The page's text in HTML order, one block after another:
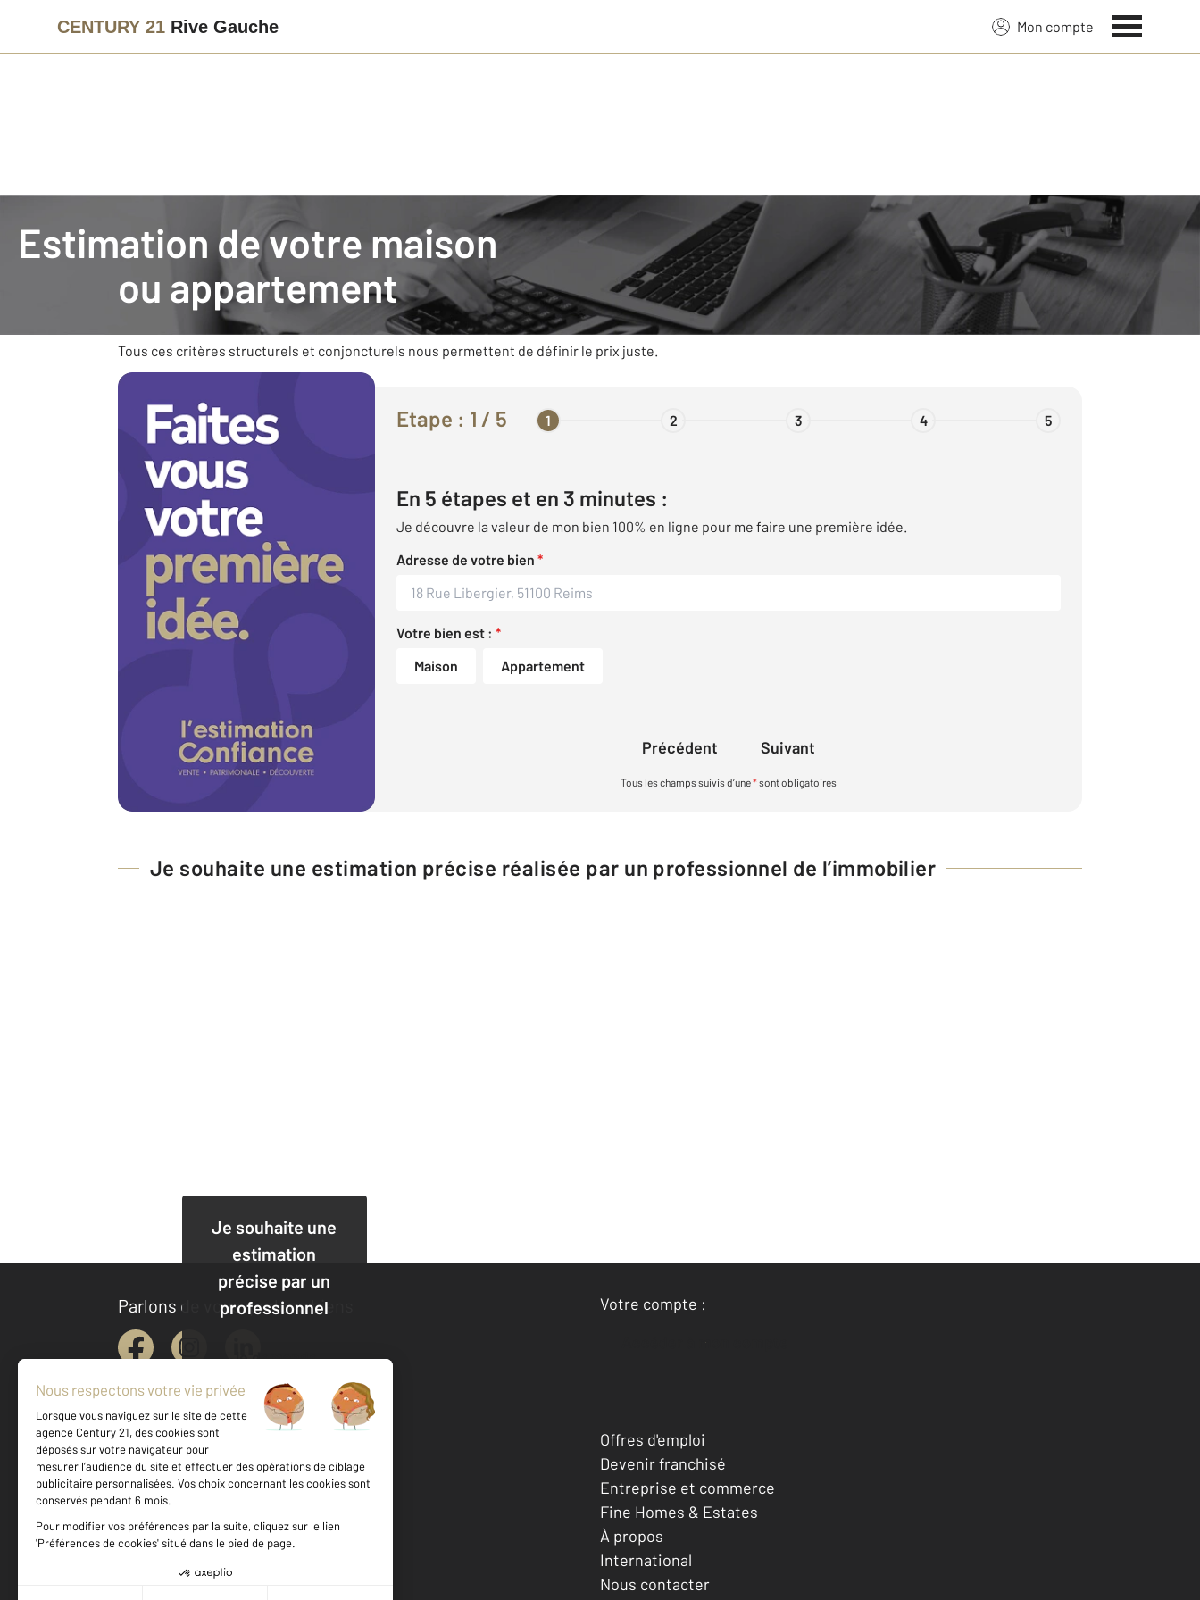
CENTURY 21 Rive Gauche Mon compte
Estimation de votre maison
ou appartement
Faire estimer son bien immobilier avec CENTURY 21, c’est s’appuyer sur 39 ans de savoir-faire :
Vendre un bien nécessite des connaissances et des compétences qui prennent en compte la règlementation, la fiscalité, l’emplacement, sa localisation,
son environnement (commerces, transports), ses caractéristiques (état, superficie, exposition…) et la demande.
Tous ces critères structurels et conjoncturels nous permettent de définir le prix juste.
Etape : 1 / 5 1 2 3 4 5
En 5 étapes et en 3 minutes :
Je découvre la valeur de mon bien 100% en ligne pour me faire une première idée.
Adresse de votre bien*
Votre bien est :*
Maison
Appartement
Précédent Suivant
Tous les champs suivis d’une*sont obligatoires
Je souhaite une estimation précise réalisée par un professionnel de l’immobilier
Je souhaite une
estimation
précise par un
professionnel
Je demande
une
estimation
Parlons de vous, parlons biens
Votre compte :
Accéder à mon compte
Votre agence est notée
Achat
10
Offres d'emploi
Devenir franchisé
Entreprise et commerce
Fine Homes & Estates
À propos
International
Nous contacter